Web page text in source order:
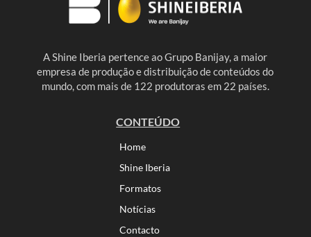
A Shine Iberia pertence ao Grupo Banijay, a maior
empresa de produção e distribuição de conteúdos do
mundo, com mais de 122 produtoras em 22 países.
CONTEÚDO
Home
Shine Iberia
Formatos
Notícias
Contacto